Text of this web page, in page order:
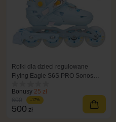
Rolki dla dzieci regulowane
Flying Eagle S6S PRO Sonos
Bonusy 25 zł
-17%
500 zł